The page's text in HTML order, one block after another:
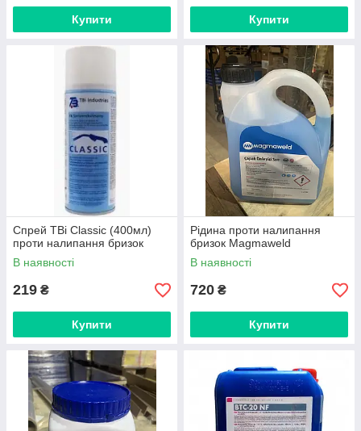
Купити Купити
Спрей TBi Classic (400мл)
проти налипання бризок
В наявності
219 ₴
Купити
Рідина проти налипання
бризок Magmaweld
В наявності
720 ₴
Купити